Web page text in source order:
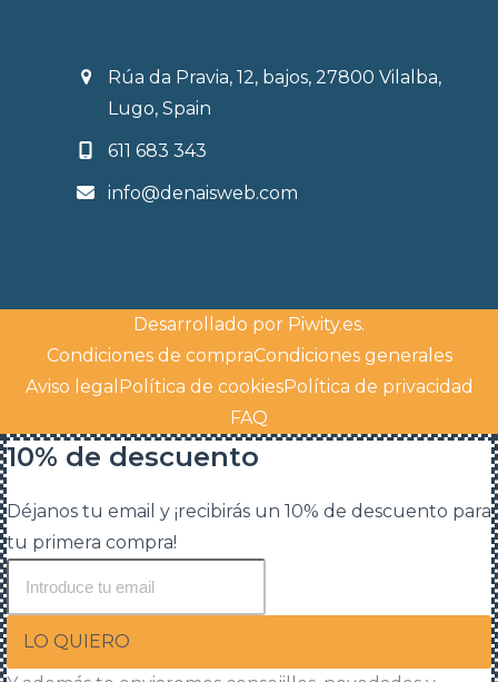
Rúa da Pravia, 12, bajos, 27800 Vilalba,
Lugo, Spain
611 683 343
info@denaisweb.com
Desarrollado por Piwity.es.
Condiciones de compraCondiciones generales
Aviso legal Política de cookiesPolítica de privacidad
FAQ
10% de descuento
Déjanos tu email y ¡recibirás un 10% de descuento para
tu primera compra!
LO QUIERO